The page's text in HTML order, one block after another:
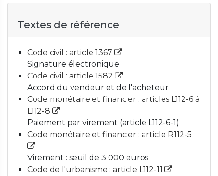
Textes de référence
Code civil : article 1367
Signature électronique
Code civil : article 1582
Accord du vendeur et de l'acheteur
Code monétaire et financier : articles L112-6 à
L112-8
Paiement par virement (article L112-6-1)
Code monétaire et financier : article R112-5
Virement : seuil de 3 000 euros
Code de l'urbanisme : article L112-11